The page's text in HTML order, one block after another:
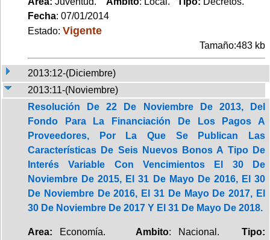
Fecha: 07/01/2014
Estado: Vigente
Tamaño:483 kb
2013:12-(Diciembre)
2013:11-(Noviembre)
Resolución De 22 De Noviembre De 2013, Del
Fondo Para La Financiación De Los Pagos A
Proveedores, Por La Que Se Publican Las
Características De Seis Nuevos Bonos A Tipo De
Interés Variable Con Vencimientos El 30 De
Noviembre De 2015, El 31 De Mayo De 2016, El 30
De Noviembre De 2016, El 31 De Mayo De 2017, El
30 De Noviembre De 2017 Y El 31 De Mayo De 2018.
Area: Economía. Ambito: Nacional.Tipo: